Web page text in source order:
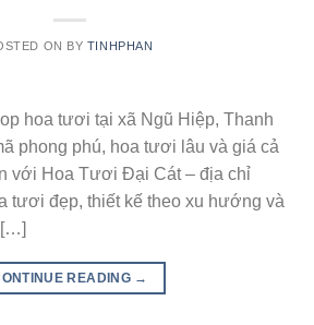
ON BY TINHPHAN
hoa tươi tại xã Ngũ Hiệp, Thanh
phong phú, hoa tươi lâu và giá cả
với Hoa Tươi Đại Cát – địa chỉ
tươi đẹp, thiết kế theo xu hướng và
[…]
READING →